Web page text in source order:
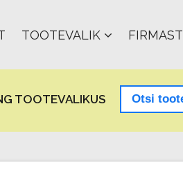
TOOTEVALIK FIRMAST
TOOTEVALIKUS